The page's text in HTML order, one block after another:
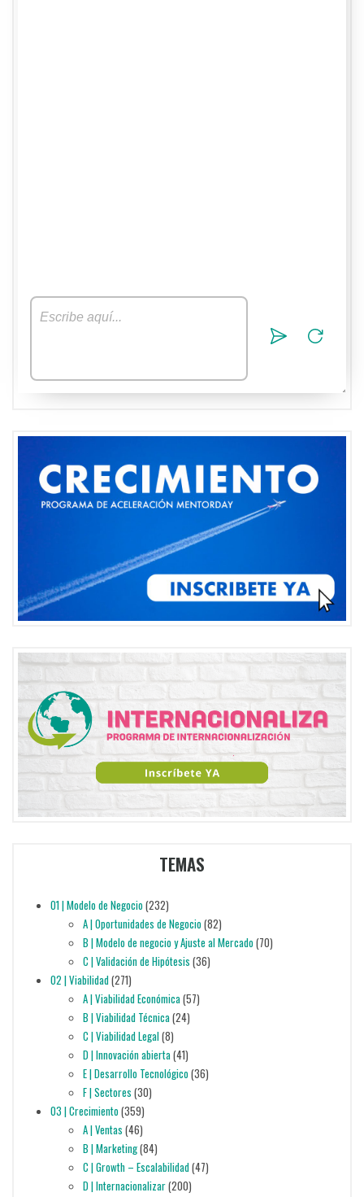
TEMAS
01 | Modelo de Negocio(232)
A | Oportunidades de Negocio(82)
B | Modelo de negocio y Ajuste al Mercado(70)
C | Validación de Hipótesis (36)
02 | Viabilidad(271)
A | Viabilidad Económica(57)
B | Viabilidad Técnica(24)
C | Viabilidad Legal(8)
D | Innovación abierta(41)
E | Desarrollo Tecnológico(36)
F | Sectores (30)
03 | Crecimiento(359)
A | Ventas (46)
B | Marketing(84)
C | Growth – Escalabilidad(47)
D | Internacionalizar(200)